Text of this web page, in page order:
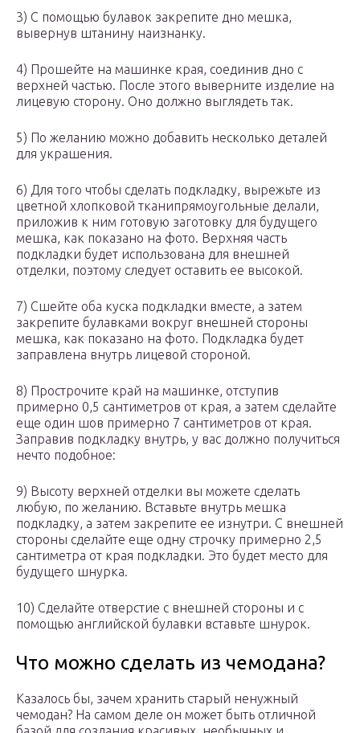
3) С помощью булавок закрепите дно мешка,
вывернув штанину наизнанку.
4) Прошейте на машинке края, соединив дно с
верхней частью. После этого выверните изделие на
лицевую сторону. Оно должно выглядеть так.
5) По желанию можно добавить несколько деталей
для украшения.
6) Для того чтобы сделать подкладку, вырежьте из
цветной хлопковой тканипрямоугольные делали,
приложив к ним готовую заготовку для будущего
мешка, как показано на фото. Верхняя часть
подкладки будет использована для внешней
отделки, поэтому следует оставить ее высокой.
7) Сшейте оба куска подкладки вместе, а затем
закрепите булавками вокруг внешней стороны
мешка, как показано на фото. Подкладка будет
заправлена внутрь лицевой стороной.
8) Прострочите край на машинке, отступив
примерно 0,5 сантиметров от края, а затем сделайте
еще один шов примерно 7 сантиметров от края.
Заправив подкладку внутрь, у вас должно получиться
нечто подобное:
9) Высоту верхней отделки вы можете сделать
любую, по желанию. Вставьте внутрь мешка
подкладку, а затем закрепите ее изнутри. С внешней
стороны сделайте еще одну строчку примерно 2,5
сантиметра от края подкладки. Это будет место для
будущего шнурка.
10) Сделайте отверстие с внешней стороны и с
помощью английской булавки вставьте шнурок.
Что можно сделать из чемодана?
Казалось бы, зачем хранить старый ненужный
чемодан? На самом деле он может быть отличной